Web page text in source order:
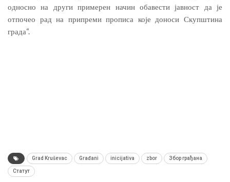
односно на други примерен начин обавести јавност да је
отпочео рад на припреми прописа које доноси Скупштина
града“.
Grad Kruševac Građani inicijativa zbor Збор грађана
Статут